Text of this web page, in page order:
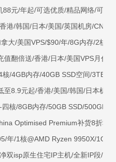
88元/年起/可选优质/精品网络/可选
港/韩国/日本/美国/英国机房/CN2/
大/美国VPS/$90/年/8G内存/2核/
值翻倍送/香港/日本/美国VPS月付
/4GB内存/40GB SSD空间/3TB
至8.9元起/香港/美国/韩国/日本机
核/8GB内存/50GB SSD/
Optimised Premium补货8折
年/1核@AMD Ryzen 9950X/1GB
双isp原生住宅IP主机/全新IP段/全